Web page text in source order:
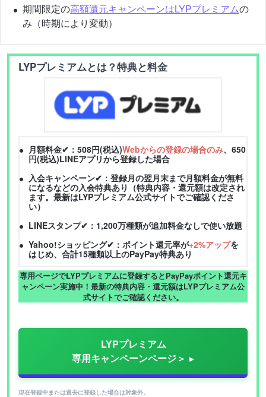
期間限定の高額還元キャンペーンはLYPプレミアムの
み（時期により変動）
LYPプレミアムとは？特典と料金
月額料金✔：508円(税込)Webからの登録の場合のみ、650
円(税込)LINEアプリから登録した場合
入会キャンペーン✔：登録月の翌月末まで月額料金が無料
になるなどの入会特典あり（特典内容・還元額は改定され
ます。最新はLYPプレミアム公式サイトでご確認くださ
い）
LINEスタンプ✔：1,200万種類が追加料金なしで使い放題
Yahoo!ショッピング✔：ポイント還元率が+2%アップを
はじめ、合計15種類以上のPayPay特典あり
専用ページでLYPプレミアムに登録するとPayPayポイント還元キ
ャンペーン実施中！最新の特典内容・還元額はLYPプレミアム公
式サイトでご確認ください。
LYPプレミアム
専用キャンペーンページ＞
現在登録中または過去に登録した場合は対象外。